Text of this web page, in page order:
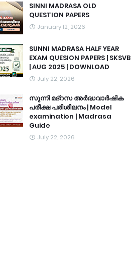
SINNI MADRASA OLD
QUESTION PAPERS
January 12, 2026
SUNNI MADRASA HALF YEAR
EXAM QUESION PAPERS | SKSVB
| AUG 2025 | DOWNLOAD
July 22, 2026
സുന്നി മദ്റസ അർദ്ധവാർഷിക
പരീക്ഷ പരിശീലനം | Model
examination | Madrasa
Guide
July 22, 2026